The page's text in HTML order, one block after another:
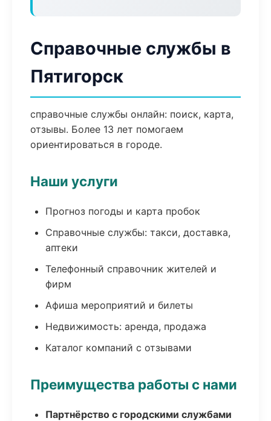
Справочные службы в
Пятигорск
справочные службы онлайн: поиск, карта,
отзывы. Более 13 лет помогаем
ориентироваться в городе.
Наши услуги
Прогноз погоды и карта пробок
Справочные службы: такси, доставка,
аптеки
Телефонный справочник жителей и
фирм
Афиша мероприятий и билеты
Недвижимость: аренда, продажа
Каталог компаний с отзывами
Преимущества работы с нами
Партнёрство с городскими службами